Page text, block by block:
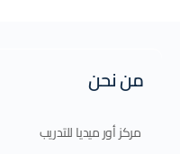
من نحن
مركز أور ميديا للتدريب